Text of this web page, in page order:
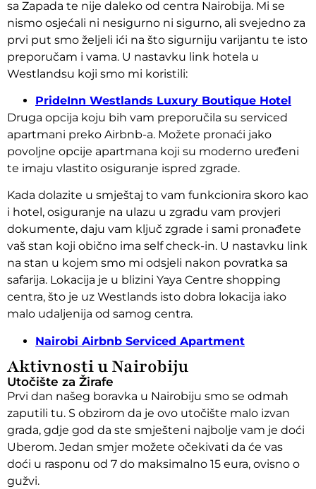
sa Zapada te nije daleko od centra Nairobija. Mi se
nismo osjećali ni nesigurno ni sigurno, ali svejedno za
prvi put smo željeli ići na što sigurniju varijantu te isto
preporučam i vama. U nastavku link hotela u
Westlandsu koji smo mi koristili:
PrideInn Westlands Luxury Boutique Hotel
Druga opcija koju bih vam preporučila su serviced
apartmani preko Airbnb-a. Možete pronaći jako
povoljne opcije apartmana koji su moderno uređeni
te imaju vlastito osiguranje ispred zgrade.
Kada dolazite u smještaj to vam funkcionira skoro kao
i hotel, osiguranje na ulazu u zgradu vam provjeri
dokumente, daju vam ključ zgrade i sami pronađete
vaš stan koji obično ima self check-in. U nastavku link
na stan u kojem smo mi odsjeli nakon povratka sa
safarija. Lokacija je u blizini Yaya Centre shopping
centra, što je uz Westlands isto dobra lokacija iako
malo udaljenija od samog centra.
Nairobi Airbnb Serviced Apartment
Aktivnosti u Nairobiju
Utočište za Žirafe
Prvi dan našeg boravka u Nairobiju smo se odmah
zaputili tu. S obzirom da je ovo utočište malo izvan
grada, gdje god da ste smješteni najbolje vam je doći
Uberom. Jedan smjer možete očekivati da će vas
doći u rasponu od 7 do maksimalno 15 eura, ovisno o
gužvi.